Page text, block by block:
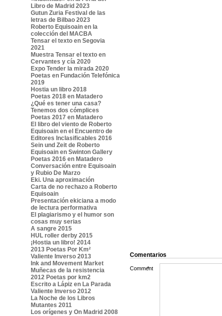
Libro de Madrid 2023
Gutun Zuria Festival de las
letras de Bilbao 2023
Roberto Equisoain en la
colección del MACBA
Tensar el texto en Segovia
2021
Muestra Tensar el texto en
Cervantes y cía 2020
Expo Tender la mirada 2020
Poetas en Fundación Telefónica
2019
Hostia un libro 2018
Poetas 2018 en Matadero
¿Qué es tener una casa?
Tenemos dos cómplices
Poetas 2017 en Matadero
El libro del viento de Roberto
Equisoain en el Encuentro de
Editores Inclasificables 2016
Sein und Zeit de Roberto
Equisoain en Swinton Gallery
Poetas 2016 en Matadero
Conversación entre Equisoain
y Rubio De Marzo
Eki. Una aproximación
Carta de no rechazo a Roberto
Equisoain
Presentación ekiciana a modo
de lectura performativa
El plagiarismo y el humor son
cosas muy serias
A sangre 2015
HUL roller derby 2015
¡Hostia un libro! 2014
2013 Poetas Por Km²
Valiente Inverso 2013
Ink and Movement Market
Muñecas de la resistencia
2012 Poetas por km2
Escrito a Lápiz en La Parada
Valiente Inverso 2012
La Noche de los Libros
Mutantes 2011
Los orígenes y On Madrid 2008
Comentarios
Comment
*